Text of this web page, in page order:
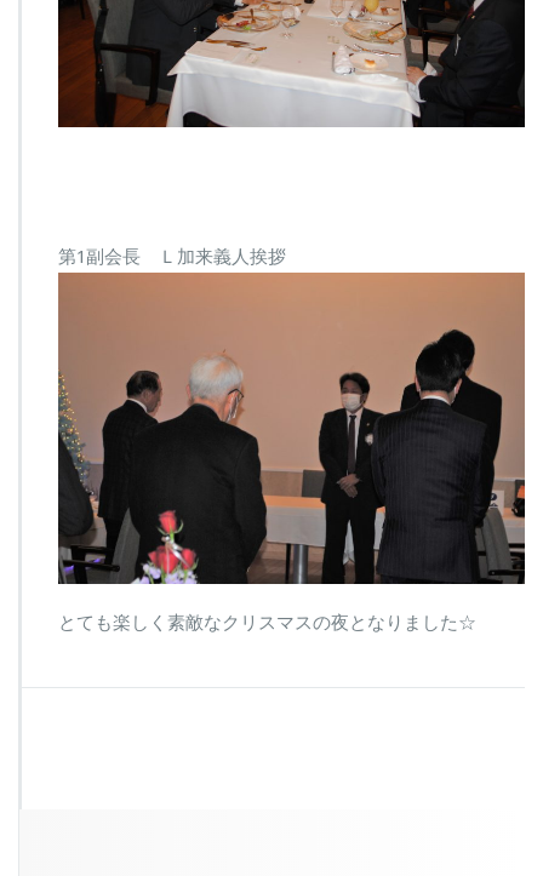
第1副会長 Ｌ加来義人挨拶
とても楽しく素敵なクリスマスの夜となりました☆